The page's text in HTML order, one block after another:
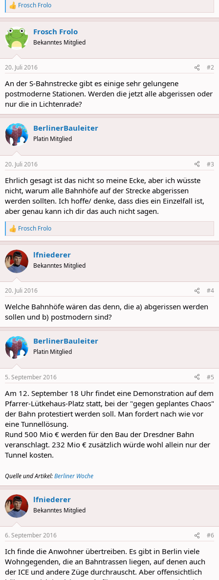
R
e
a
c
t
i
s
Frosch Frolo
Frosch Frolo
Bekanntes Mitglied
20. Juli 2016 #2
An der S-Bahnstrecke gibt es einige sehr gelungene
postmoderne Stationen. Werden die jetzt alle abgerissen oder
nur die in Lichtenrade?
BerlinerBauleiter
Platin Mitglied
20. Juli 2016 #3
Ehrlich gesagt ist das nicht so meine Ecke, aber ich wüsste
nicht, warum alle Bahnhöfe auf der Strecke abgerissen
werden sollten. Ich hoffe/ denke, dass dies ein Einzelfall ist,
aber genau kann ich dir das auch nicht sagen.
R
e
a
c
t
i
s
Frosch Frolo
lfniederer
Bekanntes Mitglied
20. Juli 2016 #4
Welche Bahnhöfe wären das denn, die a) abgerissen werden
sollen und b) postmodern sind?
BerlinerBauleiter
Platin Mitglied
5. September 2016 #5
Am 12. September 18 Uhr findet eine Demonstration auf dem
Pfarrer-Lütkehaus-Platz statt, bei der "gegen geplantes Chaos"
der Bahn protestiert werden soll. Man fordert nach wie vor
eine Tunnellösung.
Rund 500 Mio € werden für den Bau der Dresdner Bahn
veranschlagt. 232 Mio € zusätzlich würde wohl allein nur der
Tunnel kosten.
Quelle und Artikel:Berliner Woche
lfniederer
Bekanntes Mitglied
6. September 2016 #6
Ich finde die Anwohner übertreiben. Es gibt in Berlin viele
Wohngegenden, die an Bahntrassen liegen, auf denen auch
der ICE und andere Züge durchrauscht. Aber offensichtlich